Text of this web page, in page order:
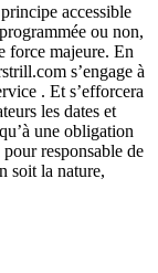
accessible
ou non,
force majeure. En
s’engage à
. Et s’efforcera
les dates et
une obligation
responsable de
soit la nature,